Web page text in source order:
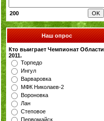
200
Наш опрос
Кто выиграет Чемпионат Области
2011.
Торпедо
Ингул
Варваровка
МФК Николаев-2
Вороновка
Лан
Степовое
Первомайск